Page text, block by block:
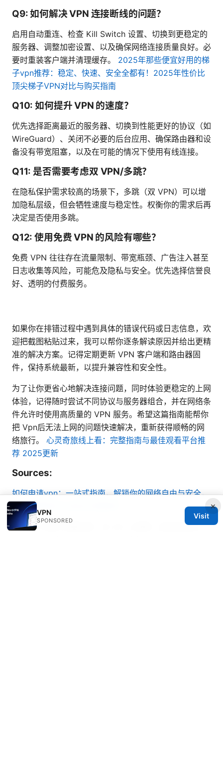
Q9: 如何解决 VPN 连接断线的问题？
启用自动重连、检查 Kill Switch 设置、切换到更稳定的
服务器、调整加密设置、以及确保网络连接质量良好。必
要时重装客户端并清理缓存。 2025年那些便宜好用的梯
子vpn推荐：稳定、快速、安全全都有！2025年性价比
顶尖梯子VPN对比与购买指南
Q10: 如何提升 VPN 的速度？
优先选择距离最近的服务器、切换到性能更好的协议（如
WireGuard）、关闭不必要的后台应用、确保路由器和设
备没有带宽阻塞，以及在可能的情况下使用有线连接。
Q11: 是否需要考虑双 VPN/多跳？
在隐私保护需求较高的场景下，多跳（双 VPN）可以增
加隐私层级，但会牺牲速度与稳定性。权衡你的需求后再
决定是否使用多跳。
Q12: 使用免费 VPN 的风险有哪些？
免费 VPN 往往存在流量限制、带宽瓶颈、广告注入甚至
日志收集等风险，可能危及隐私与安全。优先选择信誉良
好、透明的付费服务。
如果你在排错过程中遇到具体的错误代码或日志信息，欢
迎把截图粘贴过来，我可以帮你逐条解读原因并给出更精
准的解决方案。记得定期更新 VPN 客户端和路由器固
件，保持系统最新，以提升兼容性和安全性。
为了让你更省心地解决连接问题，同时体验更稳定的上网
体验，记得随时尝试不同协议与服务器组合，并在网络条
件允许时使用高质量的 VPN 服务。希望这篇指南能帮你
把 Vpn后无法上网的问题快速解决，重新获得顺畅的网
络旅行。 心灵奇旅线上看：完整指南与最佳观看平台推
荐 2025更新
Sources:
如何申请vpn：一站式指南，解锁你的网络自由与安全，
VPN 使用技巧与安全注意事项
Vpn ios 免費 完整指南：在 iOS 上選擇、設定與使用
×
VPN
SPONSORED
Visit